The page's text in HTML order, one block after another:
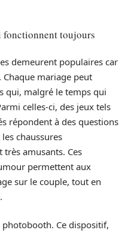
fonctionnent toujours
demeurent populaires car
mariage peut
qui, malgré le temps qui
celles-ci, des jeux tels
répondent à des questions
chaussures
amusants. Ces
permettent aux
sur le couple, tout en
Ce dispositif,